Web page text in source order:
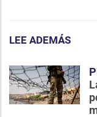
LEE ADEMÁS